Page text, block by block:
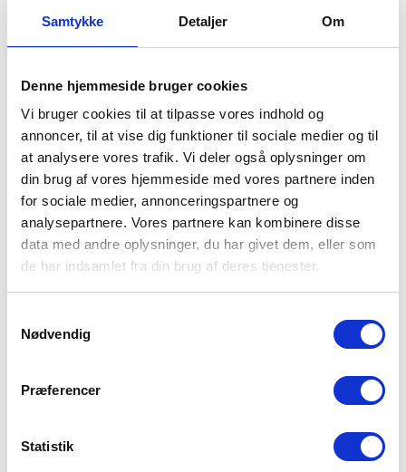
Samtykke Detaljer Om
Denne hjemmeside bruger cookies
Vi bruger cookies til at tilpasse vores indhold og
annoncer, til at vise dig funktioner til sociale medier og til
at analysere vores trafik. Vi deler også oplysninger om
din brug af vores hjemmeside med vores partnere inden
for sociale medier, annonceringspartnere og
analysepartnere. Vores partnere kan kombinere disse
data med andre oplysninger, du har givet dem, eller som
de har indsamlet fra din brug af deres tjenester.
Nødvendig
Præferencer
Statistik
Gennem genkendelighed – så du ikke skal
begynde forfra, men kan bygge videre på det, du
Og med ord og formuleringer, der gør budskaber
forståelige og relevante.
Idéudvikler, ordekvilibrist, konceptmager,
kommakaptajn og meget mere.
Jeg er desuden tilknyttet Aalborg Universitets
kommunikationsuddannelse som ekstern lektor.
Cand. Mag. i Kommunikation & Semiotik fra
universiteterne i Aalborg & Odense
Reklameskolen, Dansk Sprognævn m.fl.